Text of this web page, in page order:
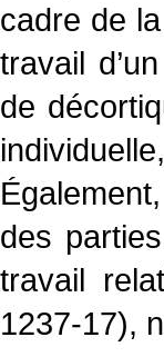
cadre de
travail
de
des
travail
1237-17),